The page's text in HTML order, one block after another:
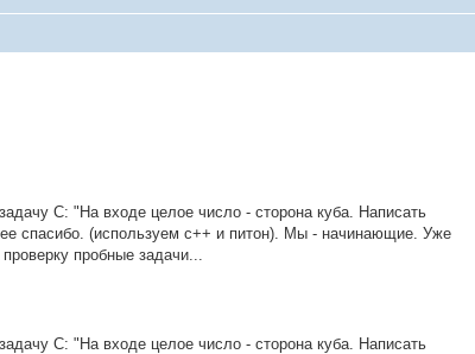
C: "На входе целое число - сторона куба. Написать
спасибо. (используем с++ и питон). Мы - начинающие. Уже
пробные задачи...
C: "На входе целое число - сторона куба. Написать